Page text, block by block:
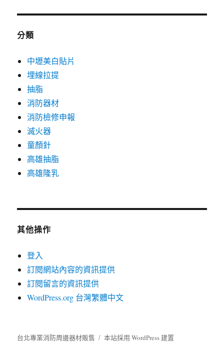
分類
中壢美白貼片
埋線拉提
抽脂
消防器材
消防檢修申報
滅火器
童顏針
高雄抽脂
高雄隆乳
其他操作
登入
訂閱網站內容的資訊提供
訂閱留言的資訊提供
WordPress.org 台灣繁體中文
台北專業消防周邊器材販售 本站採用 WordPress 建置